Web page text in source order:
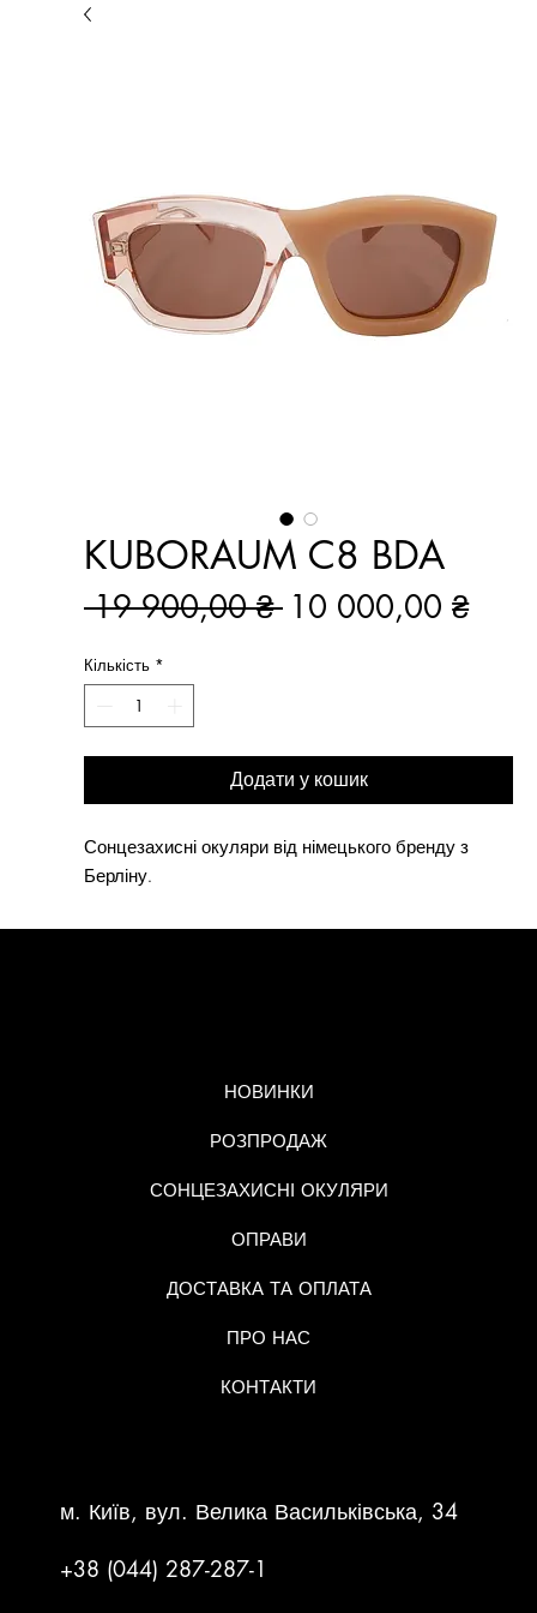
KUBORAUM C8 BDA
19 900,00 ₴ Звичайна
10 000,00 ₴За
Кількість *
Додати у кошик
Сонцезахисні окуляри від німецького бренду з
Берліну.
м. Київ, вул. Велика Васильківська, 34
+38 (044) 287-287-1
НОВИНКИ
РОЗПРОДАЖ
СОНЦЕЗАХИСНІ ОКУЛЯРИ
ОПРАВИ
ДОСТАВКА ТА ОПЛАТА
ПРО НАС
КОНТАКТИ